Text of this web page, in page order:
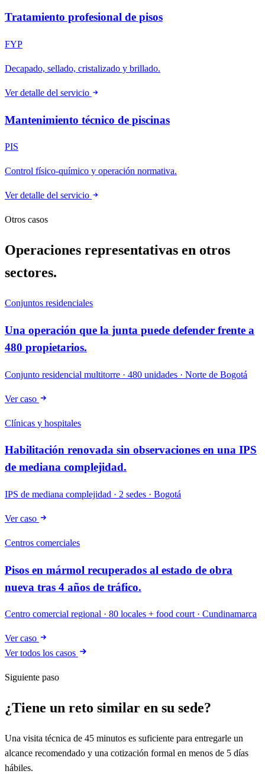
Tratamiento profesional de pisos
FYP
Decapado, sellado, cristalizado y brillado.
Ver detalle del servicio
Mantenimiento técnico de piscinas
PIS
Control físico-químico y operación normativa.
Ver detalle del servicio
Otros casos
Operaciones representativas en otros
sectores.
Conjuntos residenciales
Una operación que la junta puede defender frente a
480 propietarios.
Conjunto residencial multitorre · 480 unidades · Norte de Bogotá
Ver caso
Clínicas y hospitales
Habilitación renovada sin observaciones en una IPS
de mediana complejidad.
IPS de mediana complejidad · 2 sedes · Bogotá
Ver caso
Centros comerciales
Pisos en mármol recuperados al estado de obra
nueva tras 4 años de tráfico.
Centro comercial regional · 80 locales + food court · Cundinamarca
Ver caso
Ver todos los casos
Siguiente paso
¿Tiene un reto similar en su sede?
Una visita técnica de 45 minutos es suficiente para entregarle un
alcance recomendado y una cotización formal en menos de 5 días
hábiles.